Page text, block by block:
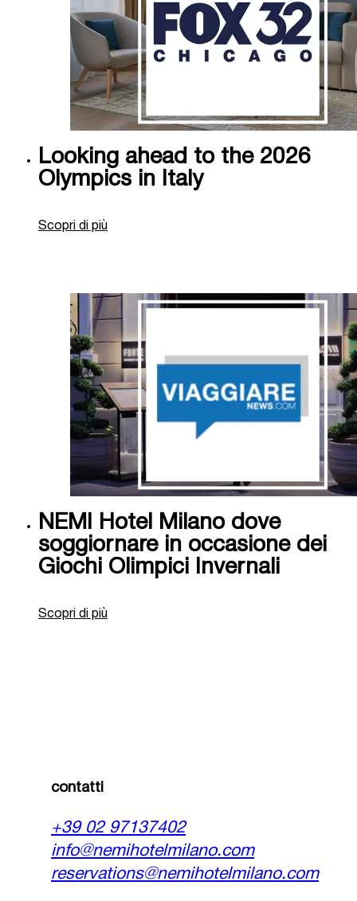
Looking ahead to the 2026
Olympics in Italy
Scopri di più
NEMI Hotel Milano dove
soggiornare in occasione dei
Giochi Olimpici Invernali
Scopri di più
contatti
+39 02 97137402
info@nemihotelmilano.com
reservations@nemihotelmilano.com